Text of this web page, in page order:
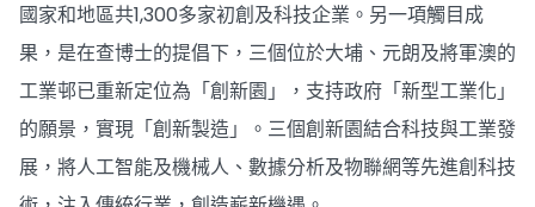
國家和地區共1,300多家初創及科技企業。另一項觸目成
果，是在查博士的提倡下，三個位於大埔、元朗及將軍澳的
工業邨已重新定位為「創新園」，支持政府「新型工業化」
的願景，實現「創新製造」。三個創新園結合科技與工業發
展，將人工智能及機械人、數據分析及物聯網等先進創科技